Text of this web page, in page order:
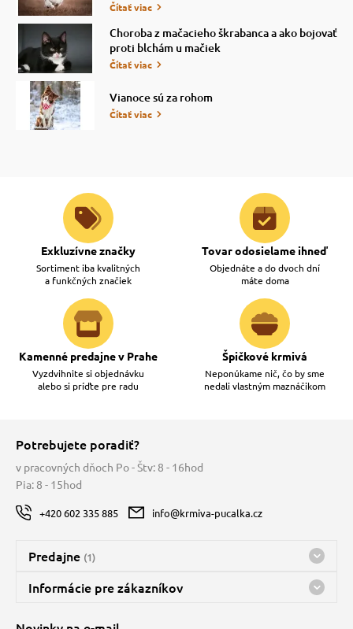
Čítať viac
Choroba z mačacieho škrabanca a ako bojovať
proti blchám u mačiek
Čítať viac
Vianoce sú za rohom
Čítať viac
Exkluzívne značky
Sortiment iba kvalitných
a funkčných značiek
Tovar odosielame ihneď
Objednáte a do dvoch dní
máte doma
Kamenné predajne v Prahe
Vyzdvihnite si objednávku
alebo si príďte pre radu
Špičkové krmivá
Neponúkame nič, čo by sme
nedali vlastným maznáčikom
Potrebujete poradiť?
v pracovných dňoch Po - Štv: 8 - 16hod
Pia: 8 - 15hod
+420 602 335 885 info@krmiva-pucalka.cz
Predajne (1)
Predajňa a sklad Kbely
Informácie pre zákazníkov